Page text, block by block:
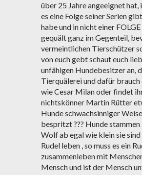
über 25 Jahre angeeignet hat,
es eine Folge seiner Serien
habe und in nicht einer
gequält ganz im Gegenteil,
vermeintlichen Tierschützer
von euch gebt schaut euch
unfähigen Hundebesitzer an,
Tierquälerei und dafür
wie Cesar Milan oder findet
nichtskönner Martin Rütter
Hunde schwachsinniger
bespritzt ??? Hunde
Wolf ab egal wie klein sie sind
Rudel leben , so muss es ein
zusammenleben mit
Mensch und ist der Mensch